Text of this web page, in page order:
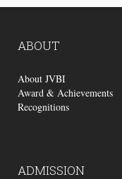
ABOUT
About JVBI
Award & Achievements
Recognitions
ADMISSION